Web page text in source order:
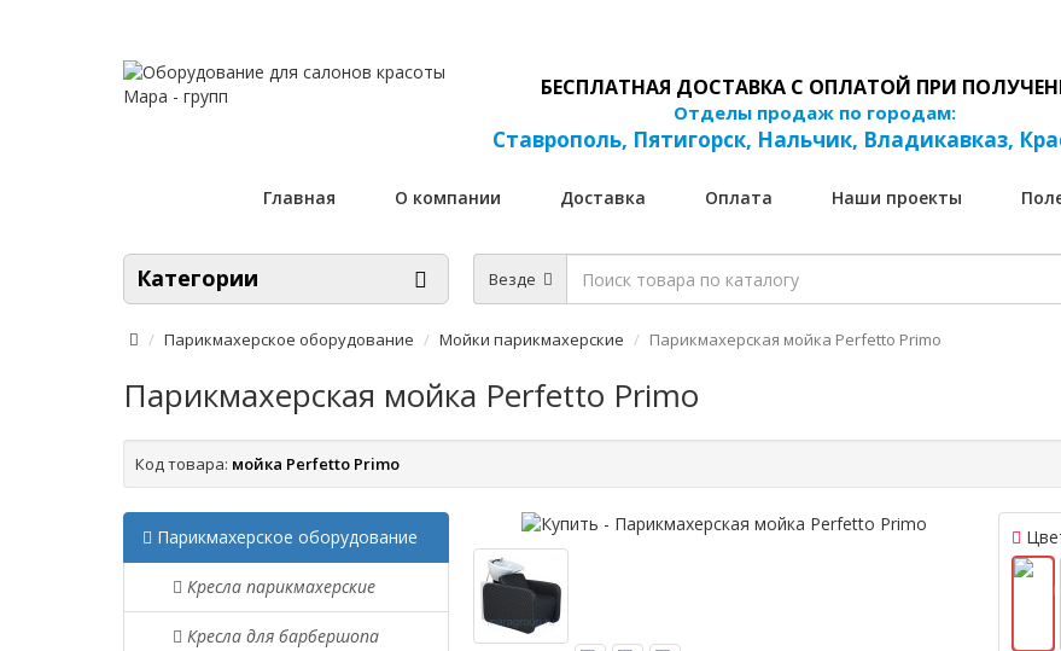
БЕСПЛАТНАЯ ДОСТАВКА С ОПЛАТОЙ ПРИ
Отделы продаж по городам:
Ставрополь, Пятигорск, Нальчик, Владикавказ,
Главная О компании Доставка Оплата Наши проекты
Везде
Категории
Парикмахерское оборудование Мойки парикмахерские Парикмахерская мойка Perfetto Primo
Парикмахерская мойка Perfetto Primo
Код товара: мойка Perfetto Primo
Парикмахерское оборудование
Кресла парикмахерские
Кресла для барбершопа